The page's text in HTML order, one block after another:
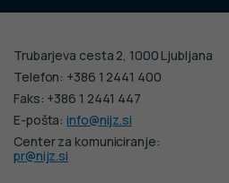
Trubarjeva cesta 2, 1000 Ljubljana
Telefon: +386 1 2441 400
Faks: +386 1 2441 447
E-pošta:info@nijz.si
Center za komuniciranje:
pr@nijz.si